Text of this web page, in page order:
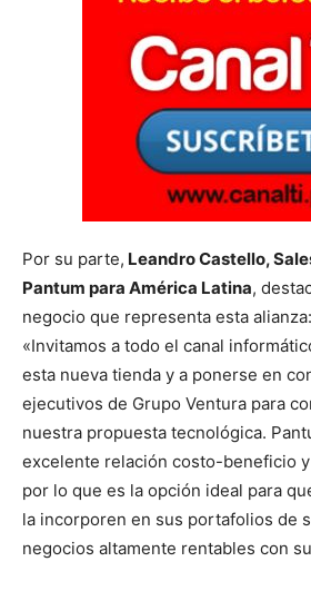
Por su parte, Leandro Castello,
Pantum para América Latina,
negocio que representa esta alianza:
«Invitamos a todo el canal
esta nueva tienda y a ponerse en
ejecutivos de Grupo Ventura para
nuestra propuesta tecnológica.
excelente relación costo-beneficio
por lo que es la opción ideal para
la incorporen en sus portafolios de
negocios altamente rentables con